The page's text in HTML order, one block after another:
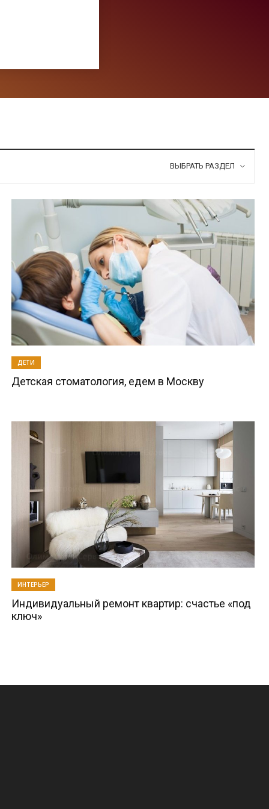
ВЫБРАТЬ РАЗДЕЛ
ДЕТИ
Детская стоматология, едем в Москву
ИНТЕРЬЕР
Индивидуальный ремонт квартир: счастье «под
ключ»